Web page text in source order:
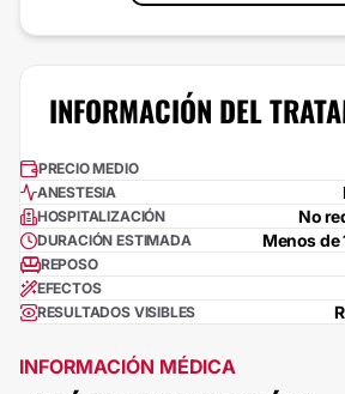
INFORMACIÓN DEL
PRECIO MEDIO
ANESTESIA
HOSPITALIZACIÓN No
DURACIÓN ESTIMADA Menos de
REPOSO
EFECTOS
RESULTADOS VISIBLES
INFORMACIÓN MÉDICA